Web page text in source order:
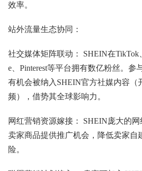
效率。
站外流量生态协同：
社交媒体矩阵联动： SHEIN在TikTok
e、Pinterest等平台拥有数亿粉丝。参
有机会被纳入SHEIN官方社媒内容（
频），借势其全球影响力。
网红营销资源嫁接： SHEIN庞大的
卖家商品提供推广机会，降低卖家自
险。